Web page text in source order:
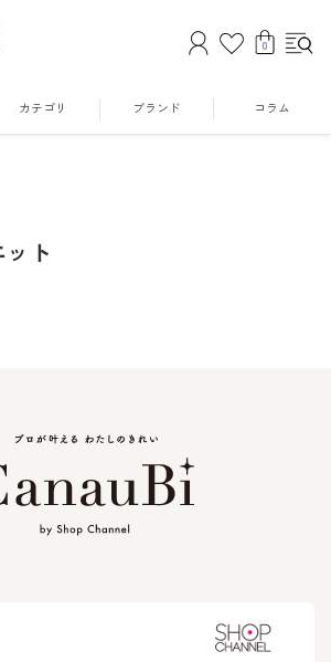
0
カテゴリ ブランド コラム
ト